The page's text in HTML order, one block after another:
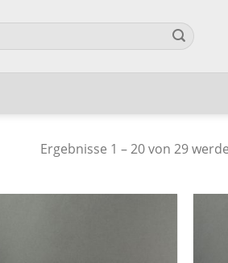
Ergebnisse 1 – 20 von 29